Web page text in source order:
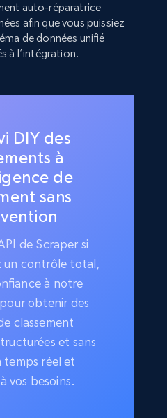
auto-réparatrice
afin que vous puissiez
de données unifié
à l’intégration.
DIY des
à
de
sans
de Scraper si
un contrôle total,
à notre
obtenir des
classement
et sans
temps réel et
vos besoins.